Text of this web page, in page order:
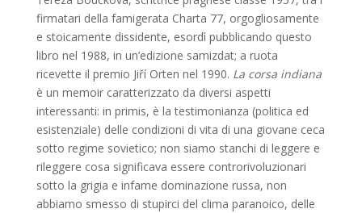
firmatari della famigerata Charta 77, orgogliosamente
e stoicamente dissidente, esordì pubblicando questo
libro nel 1988, in un’edizione samizdat; a ruota
ricevette il premio Jiří Orten nel 1990. La corsa indiana
è un memoir caratterizzato da diversi aspetti
interessanti: in primis, è la testimonianza (politica ed
esistenziale) delle condizioni di vita di una giovane ceca
sotto regime sovietico; non siamo stanchi di leggere e
rileggere cosa significava essere controrivoluzionari
sotto la grigia e infame dominazione russa, non
abbiamo smesso di stupirci del clima paranoico, delle